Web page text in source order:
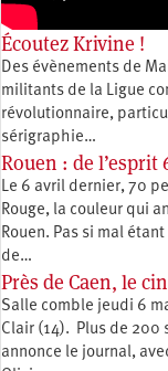
Écoutez Krivine !
Des évènements de
militants de la Ligue
révolutionnaire,
sérigraphie…
Rouen : de l’esprit
Le 6 avril dernier, 70
Rouge, la couleur qui
Rouen. Pas si mal
de…
Près de Caen, le
Salle comble jeudi 6
Clair (14). Plus de 200
annonce le journal,